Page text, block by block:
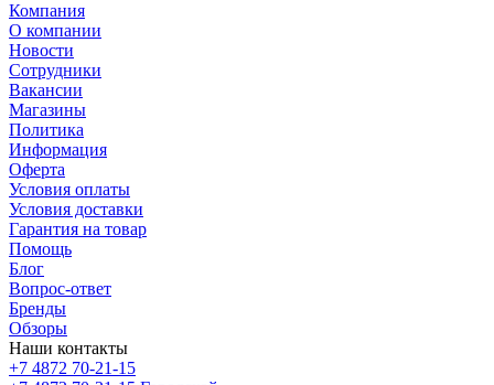
Компания
О компании
Новости
Сотрудники
Вакансии
Магазины
Политика
Информация
Оферта
Условия оплаты
Условия доставки
Гарантия на товар
Помощь
Блог
Вопрос-ответ
Бренды
Обзоры
Наши контакты
+7 4872 70-21-15